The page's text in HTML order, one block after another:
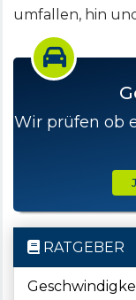
umfallen, hin
Wir prüfen ob
RATGEBER